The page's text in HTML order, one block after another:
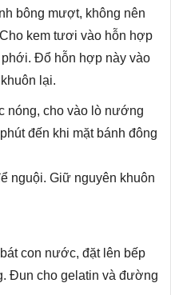
bông mượt, không nên
kem tươi vào hỗn hợp
phới. Đổ hỗn hợp này vào
lại.
nóng, cho vào lò nướng
đến khi mặt bánh đông
nguội. Giữ nguyên khuôn
con nước, đặt lên bếp
Đun cho gelatin và đường